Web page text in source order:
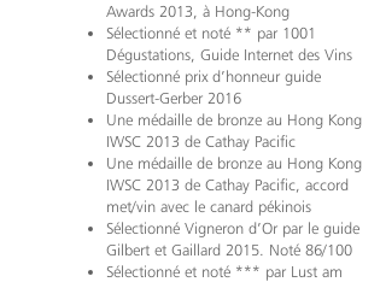
Awards 2013, à Hong-Kong
Sélectionné et noté ** par 1001
Dégustations, Guide Internet des Vins
Sélectionné prix d’honneur guide
Dussert-Gerber 2016
Une médaille de bronze au Hong Kong
IWSC 2013 de Cathay Pacific
Une médaille de bronze au Hong Kong
IWSC 2013 de Cathay Pacific, accord
met/vin avec le canard pékinois
Sélectionné Vigneron d’Or par le guide
Gilbert et Gaillard 2015. Noté 86/100
Sélectionné et noté *** par Lust am